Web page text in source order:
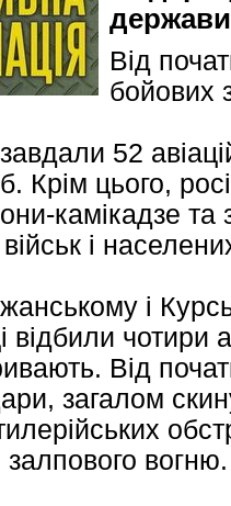
Від
бойових
52
Крім цього,
камікадзе та
і
і
відбили
Від
загалом
вогню.